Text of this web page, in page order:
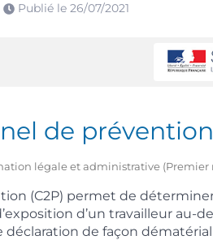
Publié le 26/07/2021
de prévention
légale et administrative (Premier
(C2P) permet de
d’un travailleur au-
déclaration de façon